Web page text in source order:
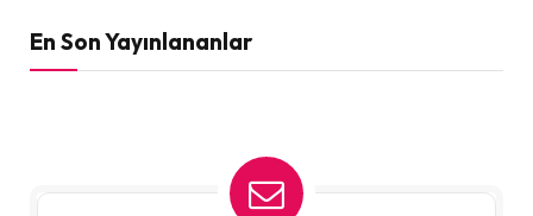
En Son Yayınlananlar